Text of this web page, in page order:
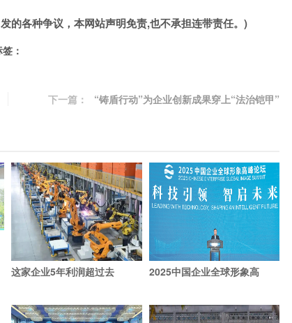
的各种争议，本网站声明免责,也不承担连带责任。)
：
下一篇： “铸盾行动”为企业创新成果穿上“法治铠甲”
这家企业5年利润超过去 2025中国企业全球形象高